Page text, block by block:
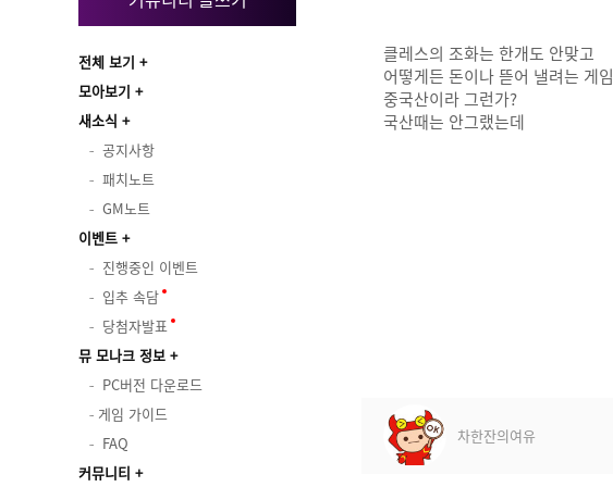
전체 보기
모아보기
새소식
공지사항
패치노트
GM노트
이벤트
진행중인 이벤트
입추 속담
당첨자발표
뮤 모나크 정보
PC버전 다운로드
게임 가이드
FAQ
커뮤니티
클레스의 조화는 한개도 안맞고
어떻게든 돈이나 뜯어 낼려는 게임
중국산이라 그런가?
국산때는 안그랬는데
차한잔의여유